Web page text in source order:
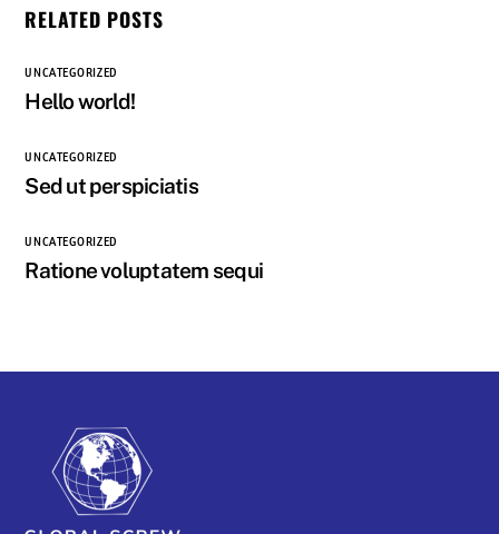
RELATED POSTS
UNCATEGORIZED
Hello world!
UNCATEGORIZED
Sed ut perspiciatis
UNCATEGORIZED
Ratione voluptatem sequi